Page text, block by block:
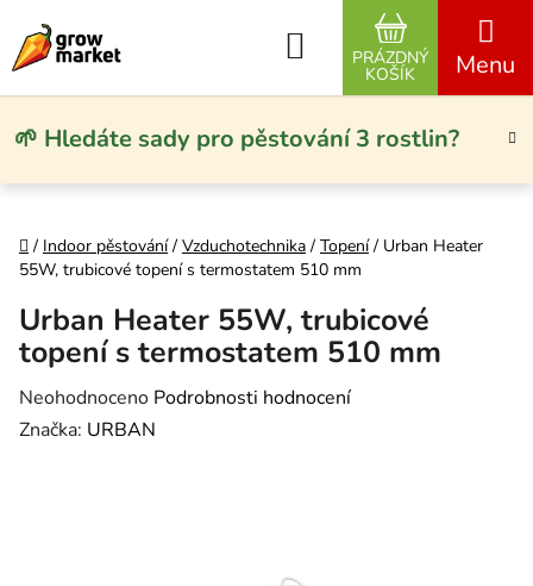
🌱 Hledáte sady pro pěstování 3 rostlin?
Hledat
NÁKUPNÍ
PRÁZDNÝ
KOŠÍK
Domů
/ Indoor pěstování / Vzduchotechnika / Topení / Urban Heater
55W, trubicové topení s termostatem 510 mm
Urban Heater 55W, trubicové
topení s termostatem 510 mm
Průměrné hodnocení produktu je 0,0 z 5 hvězdiček.
Neohodnoceno Podrobnosti hodnocení
Značka: URBAN